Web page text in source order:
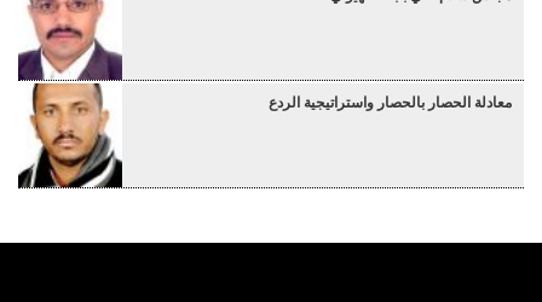
معادلة الحصار بالحصار واستراتيجية الردع